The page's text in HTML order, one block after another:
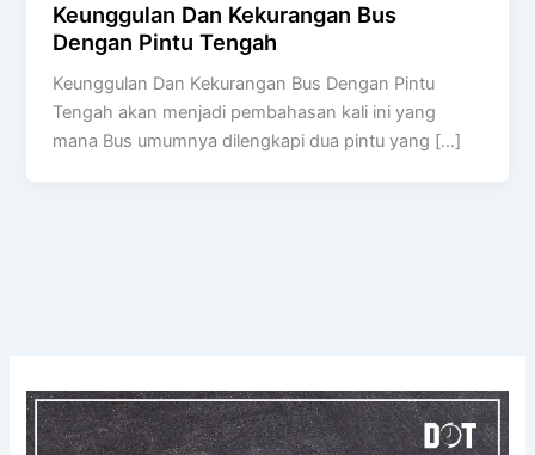
Keunggulan Dan Kekurangan Bus
Dengan Pintu Tengah
Keunggulan Dan Kekurangan Bus Dengan Pintu
Tengah akan menjadi pembahasan kali ini yang
mana Bus umumnya dilengkapi dua pintu yang […]